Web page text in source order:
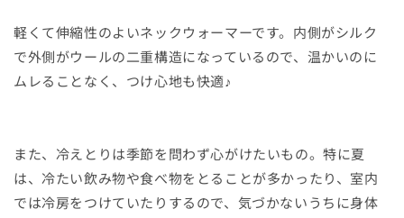
軽くて伸縮性のよいネックウォーマーです。内側がシルク
で外側がウールの二重構造になっているので、温かいのに
ムレることなく、つけ心地も快適♪
また、冷えとりは季節を問わず心がけたいもの。特に夏
は、冷たい飲み物や食べ物をとることが多かったり、室内
では冷房をつけていたりするので、気づかないうちに身体